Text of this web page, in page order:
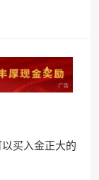
以买入金正大的